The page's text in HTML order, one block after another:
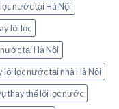
nước tại Hà Nội
lõi lọc
tại Hà Nội
lõi lọc nước tại nhà Hà Nội
thay thế lõi lọc nước